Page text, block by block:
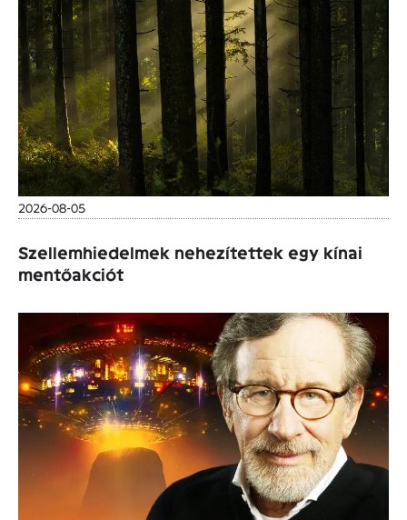
2026-08-05
Szellemhiedelmek nehezítettek egy kínai
mentőakciót